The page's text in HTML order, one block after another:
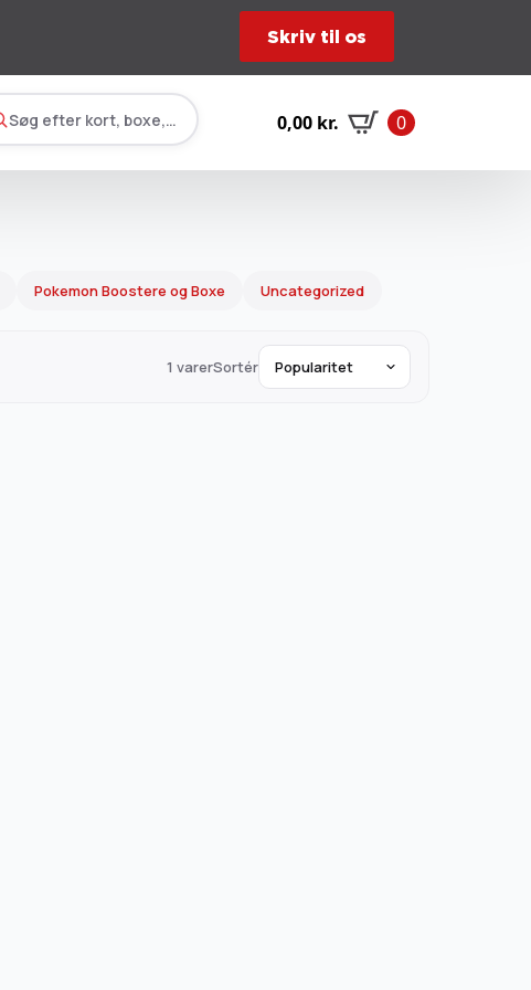
Skriv til os
Søg efter kort, boxe, tilbehør… 0,00 kr. 0
Pokemon Boostere og Boxe Uncategorized
1 varerSortér